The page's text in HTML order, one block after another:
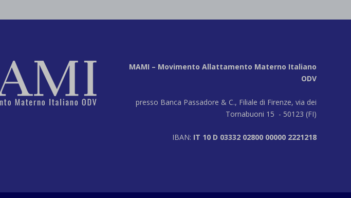
MAMI – Movimento Allattamento Materno Italiano
ODV
presso Banca Passadore & C., Filiale di Firenze, via dei
Tornabuoni 15 - 50123 (FI)
IBAN: IT 10 D 03332 02800 00000 2221218